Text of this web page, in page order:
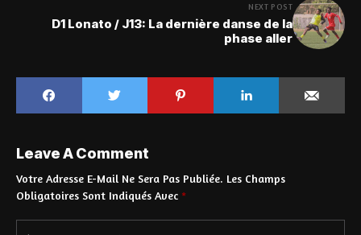
NEXT POST
D1 Lonato / J13: La dernière danse de la
phase aller
Leave A Comment
Votre Adresse E-Mail Ne Sera Pas Publiée. Les Champs
Obligatoires Sont Indiqués Avec *